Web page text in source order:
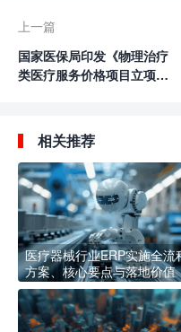
上一篇
国家医保局印发《物理治疗
类医疗服务价格项目立项指
相关推荐
医疗器械行业ERP实施全流
方案、核心要点与落地价值